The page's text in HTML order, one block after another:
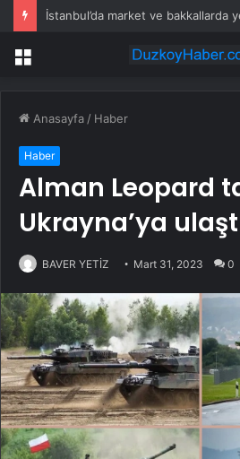
Menü
Anasayfa / Haber
Haber
Alman Leopard
Ukrayna’ya
BAVER YETİZ Mart 31, 2023 0